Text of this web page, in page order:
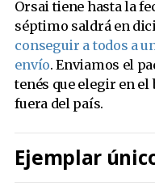
Orsai tiene hasta la
séptimo saldrá en
conseguir a todos a
envío. Enviamos el
tenés que elegir en el
fuera del país.
Ejemplar